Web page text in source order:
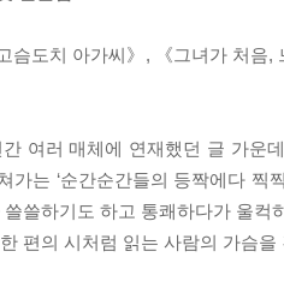
슴도치 아가씨》, 《그녀가 처음
여러 매체에 연재했던 글 가운
가는 ‘순간순간들의 등짝에다
쓸쓸하기도 하고 통쾌하다가 울
편의 시처럼 읽는 사람의 가슴을